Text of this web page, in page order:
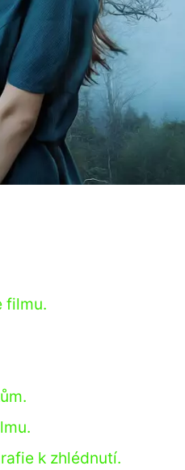
filmu.
k zhlédnutí.